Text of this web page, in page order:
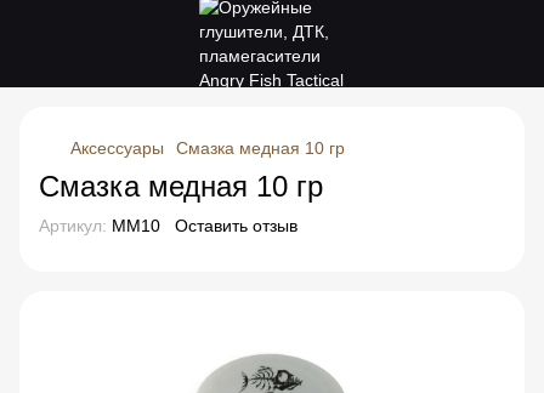
Аксессуары Смазка медная 10 гр
Смазка медная 10 гр
Артикул: MM10 Оставить отзыв